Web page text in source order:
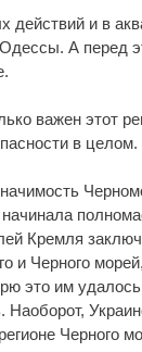
и в
А перед
важен этот
в целом.
Кремля
и Черного
это им
Черного